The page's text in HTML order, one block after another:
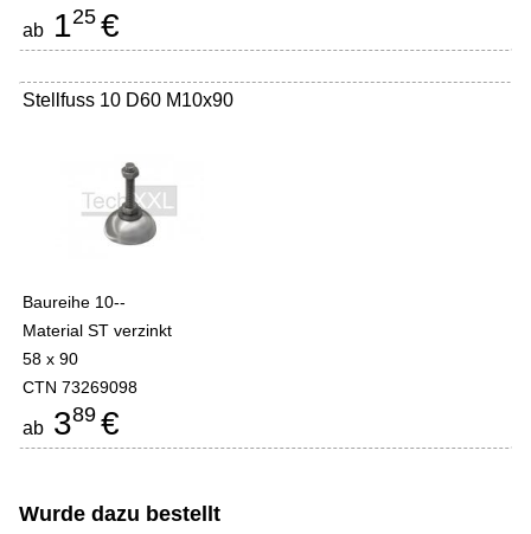
ab 125 €
Stellfuss 10 D60 M10x90
Baureihe 10--
Material ST verzinkt
58 x 90
CTN 73269098
ab 389 €
Wurde dazu bestellt